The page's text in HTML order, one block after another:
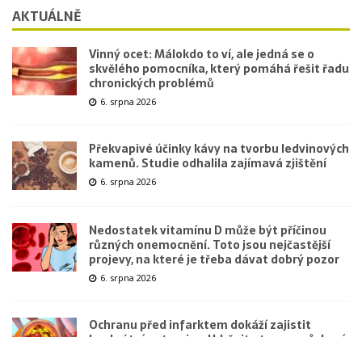
AKTUÁLNĚ
Vinný ocet: Málokdo to ví, ale jedná se o
skvělého pomocníka, který pomáhá řešit řadu
chronických problémů
6. srpna 2026
Překvapivé účinky kávy na tvorbu ledvinových
kamenů. Studie odhalila zajímavá zjištění
6. srpna 2026
Nedostatek vitamínu D může být příčinou
různých onemocnění. Toto jsou nejčastější
projevy, na které je třeba dávat dobrý pozor
6. srpna 2026
Ochranu před infarktem dokáží zajistit